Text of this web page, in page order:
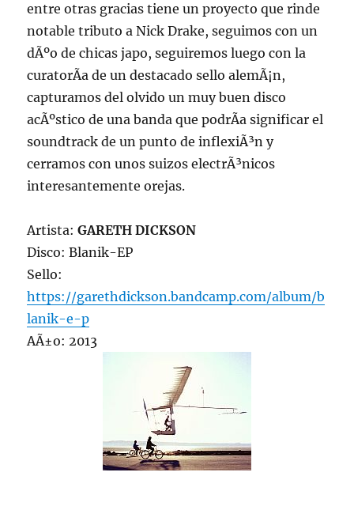
entre otras gracias tiene un proyecto que rinde
notable tributo a Nick Drake, seguimos con un
dÃºo de chicas japo, seguiremos luego con la
curatorÃ­a de un destacado sello alemÃ¡n,
capturamos del olvido un muy buen disco
acÃºstico de una banda que podrÃ­a significar el
soundtrack de un punto de inflexiÃ³n y
cerramos con unos suizos electrÃ³nicos
interesantemente orejas.
Artista:GARETH DICKSON
Disco: Blanik-EP
Sello:
https://garethdickson.bandcamp.com/album/b
lanik-e-p
AÃ±o: 2013